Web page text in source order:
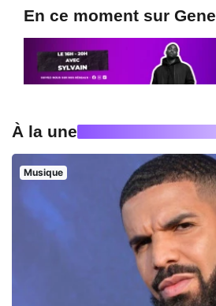
En ce moment sur
À la une
Musique